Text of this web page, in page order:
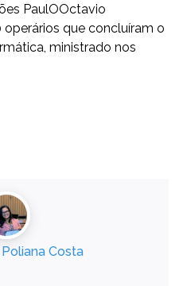
PaulOOctavio
que concluíram o
ministrado nos
Poliana Costa